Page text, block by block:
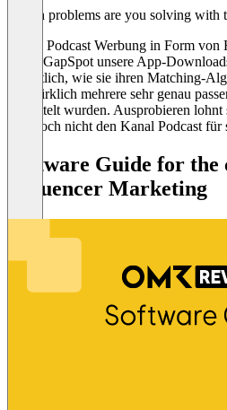
Which problems are you solving with
Durch Podcast Werbung in Form
durch GapSpot unsere App-
beachtlich, wie sie ihren Matching-
uns wirklich mehrere sehr genau
vermittelt wurden. Ausprobieren
was noch nicht den Kanal Podcast
Software Guide for the
Influencer Marketing